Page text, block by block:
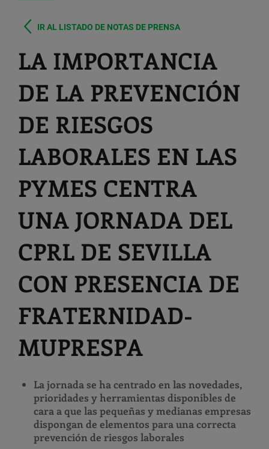
IR AL LISTADO DE NOTAS DE PRENSA
LA IMPORTANCIA
DE LA PREVENCIÓN
DE RIESGOS
LABORALES EN LAS
PYMES CENTRA
UNA JORNADA DEL
CPRL DE SEVILLA
CON PRESENCIA DE
FRATERNIDAD-
MUPRESPA
La jornada se ha centrado en las novedades,
prioridades y herramientas disponibles de
cara a que las pequeñas y medianas empresas
dispongan de elementos para una correcta
prevención de riesgos laborales